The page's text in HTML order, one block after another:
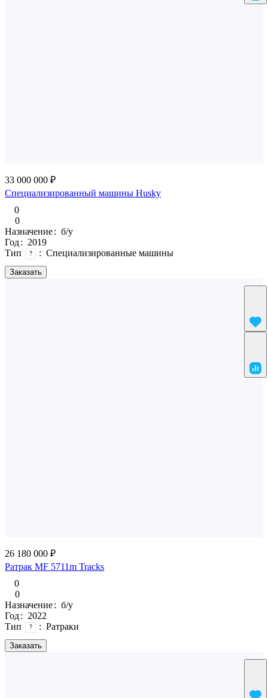
33 000 000 ₽
Специализированный машины Husky
0
0
Заказать
Назначение: б/у
Год: 2019
Тип
? : Специализированные машины
26 180 000 ₽
Ратрак MF 5711m Tracks
0
0
Заказать
Назначение: б/у
Год: 2022
Тип
? : Ратраки